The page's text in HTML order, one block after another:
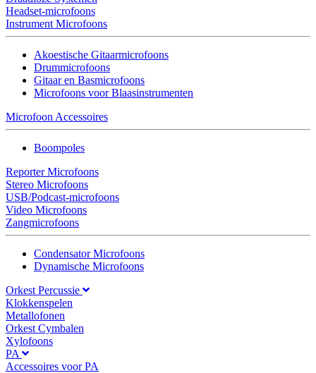
Headset-microfoons
Instrument Microfoons
Akoestische Gitaarmicrofoons
Drummicrofoons
Gitaar en Basmicrofoons
Microfoons voor Blaasinstrumenten
Microfoon Accessoires
Boompoles
Reporter Microfoons
Stereo Microfoons
USB/Podcast-microfoons
Video Microfoons
Zangmicrofoons
Condensator Microfoons
Dynamische Microfoons
Orkest Percussie
Klokkenspelen
Metallofonen
Orkest Cymbalen
Xylofoons
PA
Accessoires voor PA